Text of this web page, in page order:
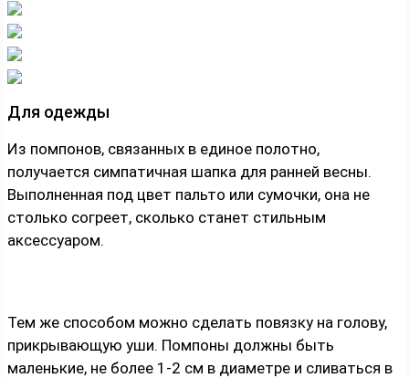
Для одежды
Из помпонов, связанных в единое полотно,
получается симпатичная шапка для ранней весны.
Выполненная под цвет пальто или сумочки, она не
столько согреет, сколько станет стильным
аксессуаром.
Тем же способом можно сделать повязку на голову,
прикрывающую уши. Помпоны должны быть
маленькие, не более 1-2 см в диаметре и сливаться в